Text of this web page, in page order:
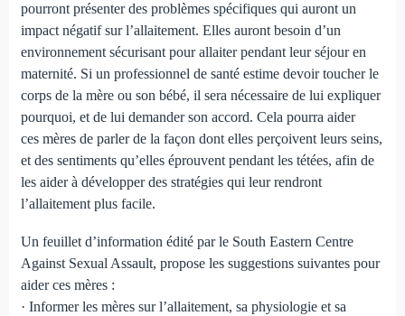
pourront présenter des problèmes spécifiques qui auront un
impact négatif sur l’allaitement. Elles auront besoin d’un
environnement sécurisant pour allaiter pendant leur séjour en
maternité. Si un professionnel de santé estime devoir toucher le
corps de la mère ou son bébé, il sera nécessaire de lui expliquer
pourquoi, et de lui demander son accord. Cela pourra aider
ces mères de parler de la façon dont elles perçoivent leurs seins,
et des sentiments qu’elles éprouvent pendant les tétées, afin de
les aider à développer des stratégies qui leur rendront
l’allaitement plus facile.
Un feuillet d’information édité par le South Eastern Centre
Against Sexual Assault, propose les suggestions suivantes pour
aider ces mères :
· Informer les mères sur l’allaitement, sa physiologie et sa